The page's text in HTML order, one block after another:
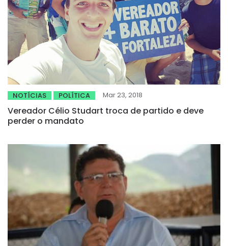
NOTÍCIAS POLÍTICA Mar 23, 2018
Vereador Célio Studart troca de partido e deve
perder o mandato